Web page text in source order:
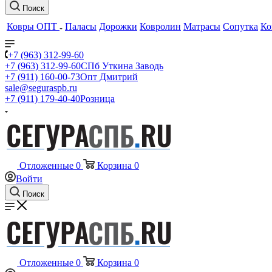
Поиск
Ковры ОПТ Паласы Дорожки Ковролин Матрасы Сопутка
+7 (963) 312-99-60
+7 (963) 312-99-60СПб Уткина Заводь
+7 (911) 160-00-73Опт Дмитрий
sale@seguraspb.ru
+7 (911) 179-40-40Розница
Отложенные 0 Корзина 0
Войти
Поиск
Отложенные 0 Корзина 0